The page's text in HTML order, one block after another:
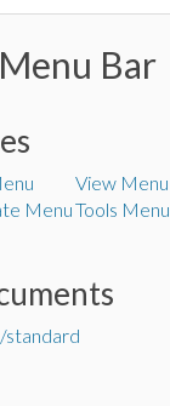
Bar
View Menu
MenuTools Menu